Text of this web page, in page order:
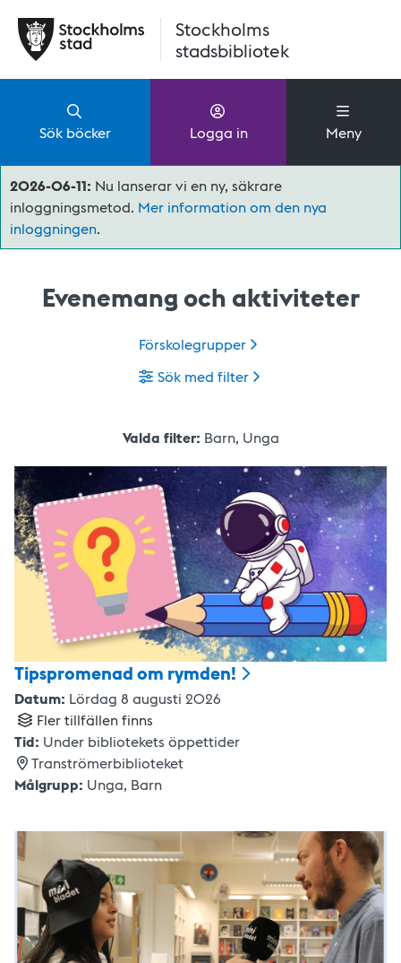
Stockholms
stadsbibliotek
Sök böcker Logga in Meny
2026-06-11: Nu lanserar vi en ny, säkrare
inloggningsmetod. Mer information om den nya
inloggningen.
Evenemang och aktiviteter
Förskolegrupper
Sök med filter
Valda filter: Barn, Unga
Tipspromenad om rymden!
Datum: Lördag 8 augusti 2026
Fler tillfällen finns
Tid: Under bibliotekets öppettider
Tranströmerbiblioteket
Målgrupp: Unga, Barn